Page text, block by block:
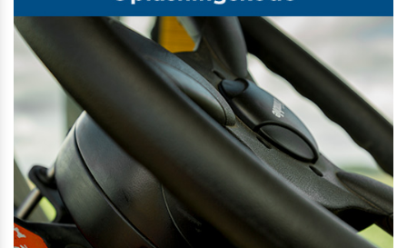
Robust kabinet med lav profil
Trimble ViewPoint RTX™-korrektioner
5 satellitkonstellationer
Hældningskorrigeret manuel guidning
Kompatibel med EZ-Steer® autostyringssystem og EZ-
Pilot® Pro‑styresystem
4.1 Bluetooth®
Flere CAN-porte
GEOTEAM PLUS - FRI SUPPORT OG 3 ÅRS
REKLAMATIONSRET